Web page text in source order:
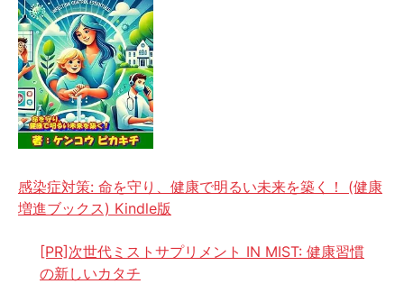
感染症対策: 命を守り、健康で明るい未来を築く！ (健康
増進ブックス) Kindle版
[PR]次世代ミストサプリメント IN MIST: 健康習慣
の新しいカタチ